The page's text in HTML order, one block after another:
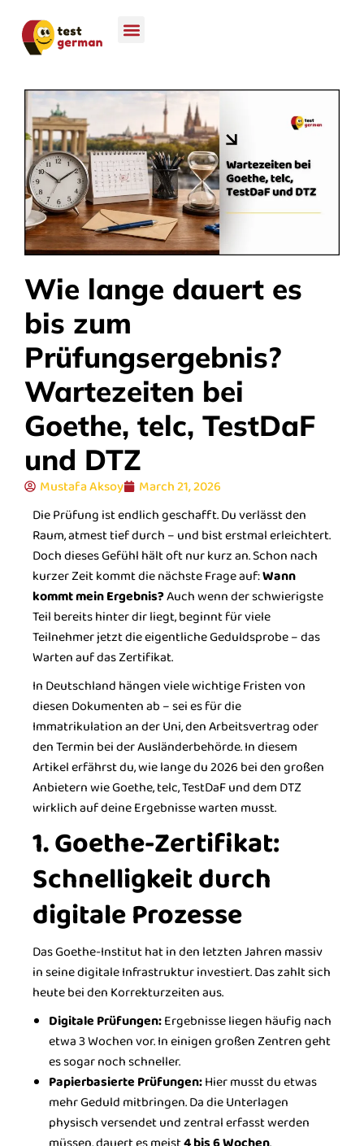
Wie lange dauert es
bis zum
Prüfungsergebnis?
Wartezeiten bei
Goethe, telc, TestDaF
und DTZ
Mustafa Aksoy
March 21, 2026
Die Prüfung ist endlich geschafft. Du verlässt den
Raum, atmest tief durch – und bist erstmal erleichtert.
Doch dieses Gefühl hält oft nur kurz an. Schon nach
kurzer Zeit kommt die nächste Frage auf:Wann
kommt mein Ergebnis?Auch wenn der schwierigste
Teil bereits hinter dir liegt, beginnt für viele
Teilnehmer jetzt die eigentliche Geduldsprobe – das
Warten auf das Zertifikat.
In Deutschland hängen viele wichtige Fristen von
diesen Dokumenten ab – sei es für die
Immatrikulation an der Uni, den Arbeitsvertrag oder
den Termin bei der Ausländerbehörde. In diesem
Artikel erfährst du, wie lange du 2026 bei den großen
Anbietern wie Goethe, telc, TestDaF und dem DTZ
wirklich auf deine Ergebnisse warten musst.
1. Goethe-Zertifikat:
Schnelligkeit durch
digitale Prozesse
Das Goethe-Institut hat in den letzten Jahren massiv
in seine digitale Infrastruktur investiert. Das zahlt sich
heute bei den Korrekturzeiten aus.
Digitale Prüfungen:Ergebnisse liegen häufig nach
etwa 3 Wochen vor. In einigen großen Zentren geht
es sogar noch schneller.
Papierbasierte Prüfungen:Hier musst du etwas
mehr Geduld mitbringen. Da die Unterlagen
physisch versendet und zentral erfasst werden